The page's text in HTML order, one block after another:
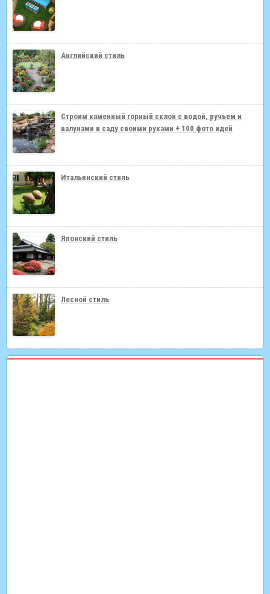
Английский стиль
Строим каменный горный склон с водой, ручьем и
валунами в саду своими руками + 100 фото идей
Итальянский стиль
Японский стиль
Лесной стиль